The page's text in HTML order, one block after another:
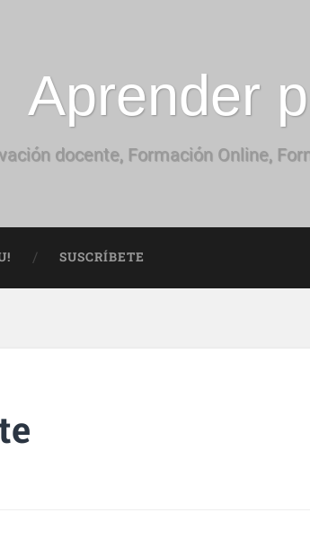
Aprender
docente, Formación Online,
SUSCRÍBETE